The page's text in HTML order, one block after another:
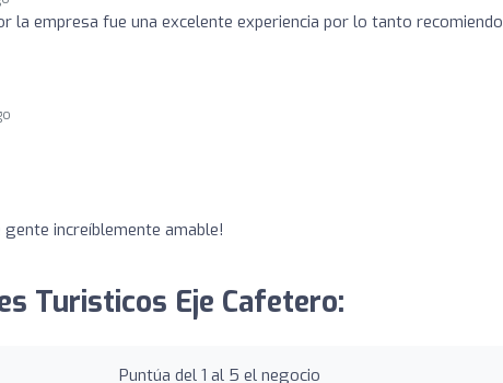
la empresa fue una excelente experiencia por lo tanto recomiendo
increíblemente amable!
Turisticos Eje Cafetero:
Puntúa del 1 al 5 el negocio